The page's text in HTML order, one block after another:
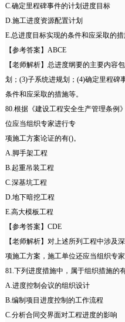
C.确定里程碑事件的计划进度目标
D.施工进度资源配置计划
E.总进度目标实现的条件和应采取的
【参考答案】ABCE
【老师解析】总进度纲要的主要内容
划；(3)子系统进规划；(4)确定里程碑
条件和应采取的措施等。
80.根据《建设工程安全生产管理条例
位应当组织专家进行专
项施工方案论证的有()。
A.脚手架工程
B.起重吊装工程
C.深基坑工程
D.地下暗挖工程
E.高大模板工程
【参考答案】CDE
【老师解析】对上述所列工程中涉及
项施工方案，施工单位还应当组织专家
81.下列进度措施中，属于组织措施的有
A.进度控制会议的组织设计
B.编制项目进度控制的工作流程
C.分析合同交界面对工程进度的影响